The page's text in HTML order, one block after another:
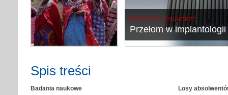
POLECAMY W NUMERZE
Przełom w implantologii
Spis treści
Badania naukowe
Losy